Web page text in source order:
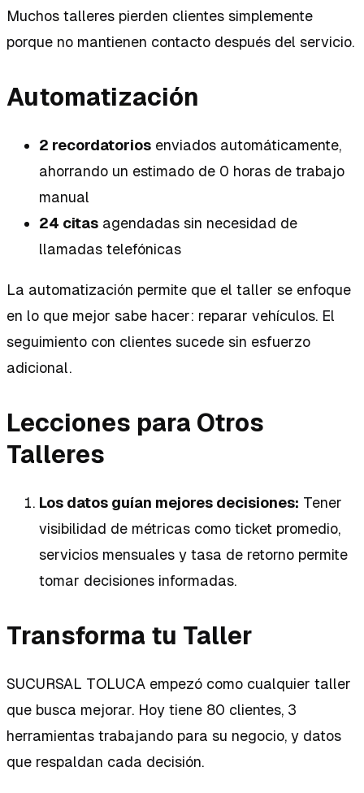
Muchos talleres pierden clientes simplemente
porque no mantienen contacto después del servicio.
Automatización
2 recordatorios enviados automáticamente,
ahorrando un estimado de 0 horas de trabajo
manual
24 citas agendadas sin necesidad de
llamadas telefónicas
La automatización permite que el taller se enfoque
en lo que mejor sabe hacer: reparar vehículos. El
seguimiento con clientes sucede sin esfuerzo
adicional.
Lecciones para Otros
Talleres
Los datos guían mejores decisiones: Tener
visibilidad de métricas como ticket promedio,
servicios mensuales y tasa de retorno permite
tomar decisiones informadas.
Transforma tu Taller
SUCURSAL TOLUCA empezó como cualquier taller
que busca mejorar. Hoy tiene 80 clientes, 3
herramientas trabajando para su negocio, y datos
que respaldan cada decisión.